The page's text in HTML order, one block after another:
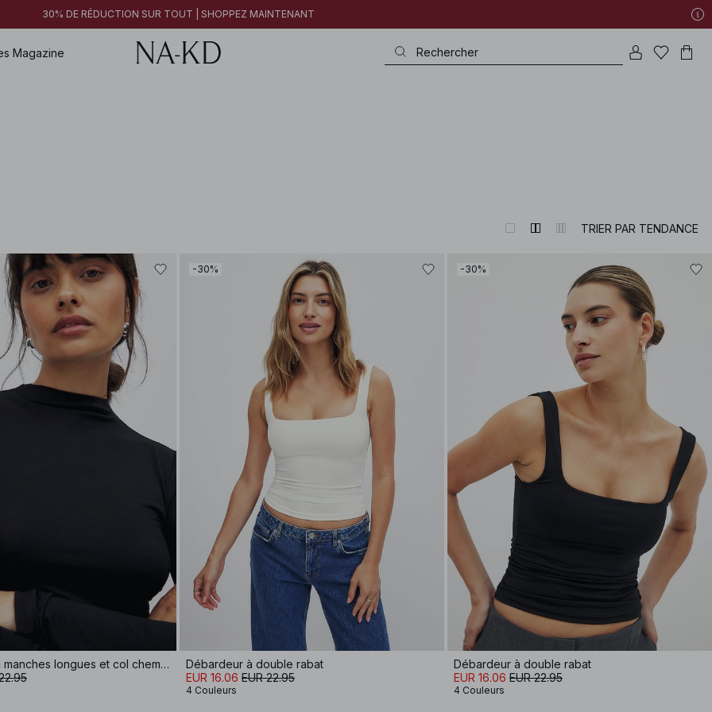
30% DE RÉDUCTION SUR TOUT | SHOPPEZ MAINTENANT
Magazine
TRIER PAR TENDANCE
Haut Soft Line à manches longues et col cheminée
-30%
Débardeur à double rabat
EUR 16.06 EUR 22.95
4 Couleurs
-30%
Débardeur à double rabat
EUR 16.06 EUR 22.95
4 Couleurs